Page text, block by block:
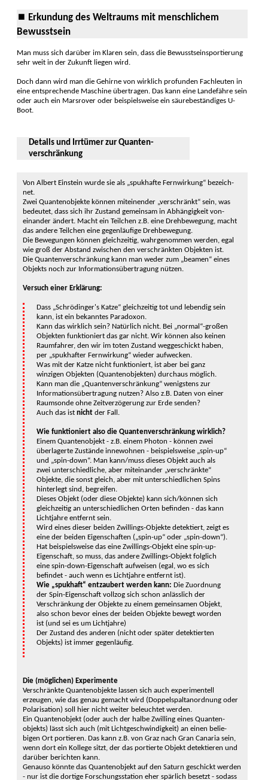
⏹ Erkundung des Weltraums mit mensch­lichem
Bewusst­sein
Man muss sich darüber im Klaren sein, dass die Bewusst­seins­portierung
sehr weit in der Zu­kunft liegen wird.
Doch dann wird man die Ge­hirne von wirklich pro­funden Fach­leuten in
eine entspre­chende Ma­schine übertragen. Das kann eine Lande­fähre sein
oder auch ein Mars­rover oder beispiels­weise ein säure­beständiges U-
Boot.
Details und Irrtümer zur Quanten­
verschränkung
Von Albert Einstein wurde sie als „spukhafte Fern­wirkung“ bezeich­
net.
Zwei Quantenobjekte können mit­einender „ver­schränkt“ sein, was
be­deutet, dass sich ihr Zu­stand gemein­sam in Abhängigkeit von­
einander ändert. Macht ein Teil­chen z.B. eine Dreh­bewegung, macht
das andere Teil­chen eine gegen­läufige Dreh­bewe­gung.
Die Bewegungen können gleich­zeitig, wahrgenommen werden, egal
wie groß der Ab­stand zwischen den verschränk­ten Objekten ist.
Die Quanten­verschränkung kann man weder zum „beamen“ eines
Objekts noch zur Infor­mations­übertragung nützen.
Versuch einer Erklärung:
Dass „Schrödinger's Katze“ gleich­zeitig tot und leben­dig sein
kann, ist ein bekanntes Para­doxon.
Kann das wirklich sein? Natürlich nicht. Bei „normal“-großen
Objekten funktioniert das gar nicht. Wir können also keinen
Raumfahrer, den wir im toten Zustand wegge­schickt haben,
per „spukhafter Fern­wirkung“ wieder aufwecken.
Was mit der Katze nicht funk­tioniert, ist aber bei ganz
winzigen Objekten (Quanten­objekten) durch­aus mög­lich.
Kann man die „Quanten­verschränkung“ wenigstens zur
Infor­mations­übertragung nutzen? Also z.B. Daten von einer
Raumsonde ohne Zeitverzögerung zur Erde senden?
Auch das ist nicht der Fall.
Wie funktioniert also die Quanten­verschränkung wirklich?
Einem Quantenobjekt - z.B. einem Photon - können zwei
überlagerte Zu­stände inne­wohnen - beispielsweise „spin-up“
und „spin-down“. Man kann/muss dieses Objekt auch als
zwei unter­schiedliche, aber mit­einander „verschränkte“
Objekte, die sonst gleich, aber mit unter­schiedlichen Spins
hinter­legt sind, begreifen.
Dieses Objekt (oder diese Objekte) kann sich/können sich
gleich­zeitig an unterschied­lichen Orten befinden - das kann
Licht­jahre entfernt sein.
Wird eines dieser beiden Zwillings-Objekte detek­tiert, zeigt es
eine der beiden Eigen­schaften („spin-up“ oder „spin-down“).
Hat beispielsweise das eine Zwillings-Objekt eine spin-up-
Eigenschaft, so muss, das andere Zwillings-Objekt folglich
eine spin-down-Eigenschaft aufweisen (egal, wo es sich
befindet - auch wenn es Licht­jahre ent­fernt ist).
Wie „spukhaft“ entzaubert werden kann: Die Zuordnung
der Spin-Eigen­schaft voll­zog sich schon anläss­lich der
Verschrän­kung der Objekte zu einem gemein­samen Objekt,
also schon bevor eines der beiden Objekte bewegt worden
ist (und sei es um Licht­jahre)
Der Zustand des anderen (nicht oder später detek­tierten
Objekts) ist immer gegen­läufig.
Die (möglichen) Experimente
Verschränkte Quantenobjekte lassen sich auch experi­mentell
erzeugen, wie das genau gemacht wird (Doppel­spalt­anordnung oder
Polarisation) soll hier nicht weiter beleuch­tet werden.
Ein Quanten­objekt (oder auch der halbe Zwilling eines Quanten­
objekts) lässt sich auch (mit Licht­geschwin­digkeit) an einen belie­
bigen Ort portieren. Das kann z.B. von Graz nach Gran Canaria sein,
wenn dort ein Kollege sitzt, der das portierte Objekt detek­tieren und
darüber berichten kann.
Genauso könnte das Quanten­objekt auf den Saturn geschickt werden
- nur ist die dortige Forschungs­station eher spärlich besetzt - sodass